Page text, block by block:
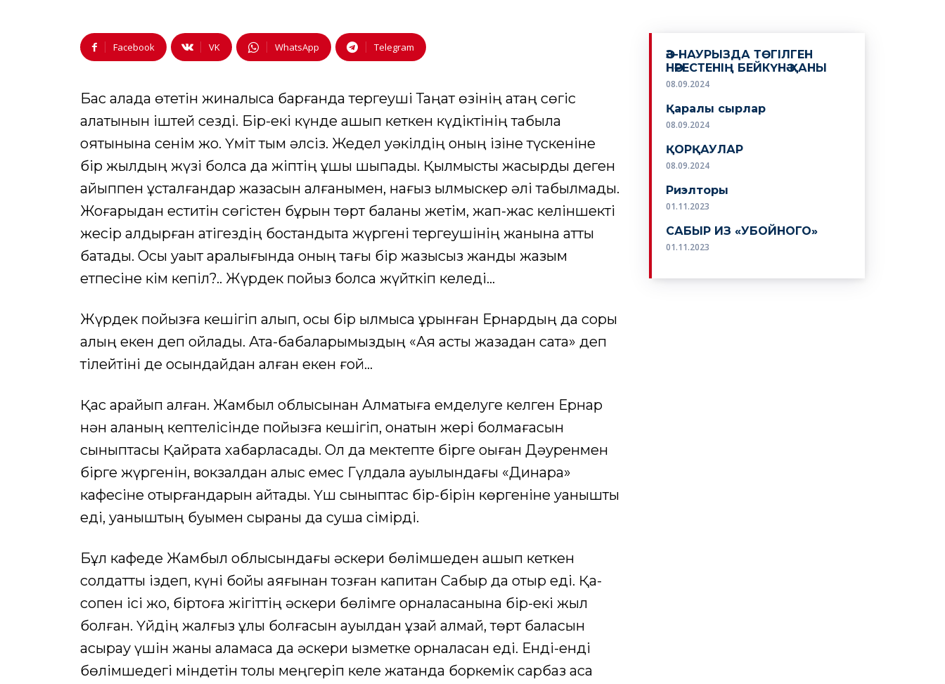
Facebook VK WhatsApp Telegram
Бас қалада өтетін жиналысқа барғанда тергеуші Таңат өзінің қатаң сөгіс
алатынын іштей сезді. Бір-екі күнде қашып кеткен күдіктінің табыла
қоятынына сенім жоқ. Үміт тым әлсіз. Жедел уәкілдің оның ізіне түскеніне
бір жылдың жүзі болса да жіптің ұшы шықпады. Қылмысты жасырды деген
айыппен ұсталғандар жазасын алғанымен, нағыз қылмыскер әлі табылмады.
Жоғарыдан еститін сөгістен бұрын төрт баланы жетім, жап-жас келіншекті
жесір қалдырған қатігездің бостандықта жүргені тергеушінің жанына қатты
батады. Осы уақыт аралығында оның тағы бір жазықсыз жанды жазым
етпесіне кім кепіл?.. Жүрдек пойыз болса жүйткіп келеді…
Жүрдек пойызға кешігіп қалып, осы бір қылмысқа ұрынған Ернардың да соры
қалың екен деп ойлады. Ата-бабаларымыздың «Аяқ асты жазадан сақта» деп
тілейтіні де осындайдан қалған екен ғой…
Қас қарайып қалған. Жамбыл облысынан Алматыға емделуге келген Ернар
нән қаланың кептелісінде пойызға кешігіп, қонатын жері болмағасын
сыныптасы Қайратқа хабарласады. Ол да мектепте бірге оқыған Дәуренмен
бірге жүргенін, вокзалдан алыс емес Гүлдала ауылындағы «Динара»
кафесіне отырғандарын айтады. Үш сыныптас бір-бірін көргеніне қуанышты
еді, қуаныштың буымен сыраны да суша сімірді.
Бұл кафеде Жамбыл облысындағы әскери бөлімшеден қашып кеткен
солдатты іздеп, күні бойы аяғынан тозған капитан Сабыр да отыр еді. Қақ-
соқпен ісі жоқ, біртоға жігіттің әскери бөлімге орналасқанына бір-екі жыл
болған. Үйдің жалғыз ұлы болғасын ауылдан ұзай алмай, төрт баласын
асырау үшін жаны қаламаса да әскери қызметке орналасқан еді. Енді-енді
бөлімшедегі міндетін толық меңгеріп келе жатқанда боркемік сарбаз аса
ӘЗ-НАУРЫЗДА ТӨГІЛГЕН
НӘРЕСТЕНІҢ БЕЙКҮНӘ ҚАНЫ
08.09.2024
Қаралы сырлар
08.09.2024
ҚОРҚАУЛАР
08.09.2024
Риэлторы
01.11.2023
САБЫР ИЗ «УБОЙНОГО»
01.11.2023